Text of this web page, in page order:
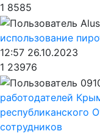
1 8585
использование
12:57 26.10.2023
1 23976
работодателей
республиканского
сотрудников